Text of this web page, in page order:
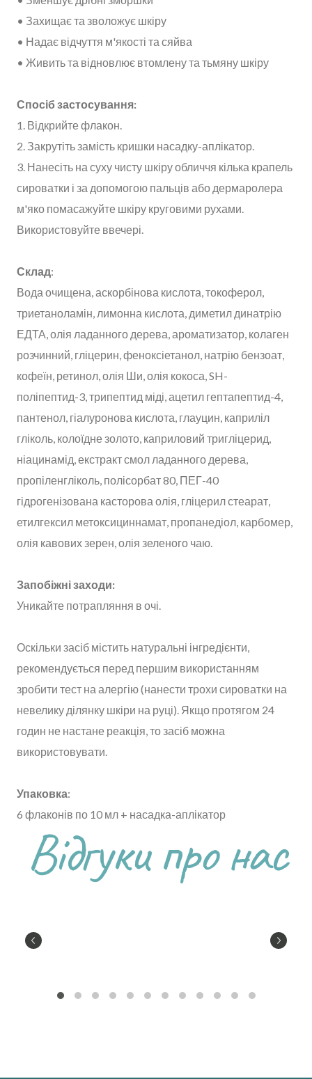
• Захищає та зволожує шкіру
• Надає відчуття м'якості та сяйва
• Живить та відновлює втомлену та тьмяну шкіру
Спосіб застосування:
1. Відкрийте флакон.
2. Закрутіть замість кришки насадку-аплікатор.
3. Нанесіть на суху чисту шкіру обличчя кілька крапель
сироватки і за допомогою пальців або дермаролера
м'яко помасажуйте шкіру круговими рухами.
Використовуйте ввечері.
Склад:
Вода очищена, аскорбінова кислота, токоферол,
триетаноламін, лимонна кислота, диметил динатрію
ЕДТА, олія ладанного дерева, ароматизатор, колаген
розчинний, гліцерин, феноксіетанол, натрію бензоат,
кофеїн, ретинол, олія Ши, олія кокоса, SH-
поліпептид-3, трипептид міді, ацетил гептапептид-4,
пантенол, гіалуронова кислота, глауцин, каприліл
гліколь, колоїдне золото, каприловий тригліцерид,
ніацинамід, екстракт смол ладанного дерева,
пропіленгліколь, полісорбат 80, ПЕГ-40
гідрогенізована касторова олія, гліцерил стеарат,
етилгексил метоксициннамат, пропанедіол, карбомер,
олія кавових зерен, олія зеленого чаю.
Запобіжні заходи:
Уникайте потрапляння в очі.
Оскільки засіб містить натуральні інгредієнти,
рекомендується перед першим використанням
зробити тест на алергію (нанести трохи сироватки на
невелику ділянку шкіри на руці). Якщо протягом 24
годин не настане реакція, то засіб можна
використовувати.
Упаковка:
6 флаконів по 10 мл + насадка-аплікатор
Відгуки про нас